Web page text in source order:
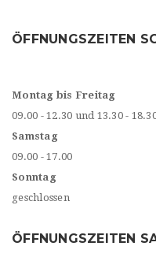
ÖFFNUNGSZEITEN
Montag bis Freitag
09.00 - 12.30 und 13.30 -
Samstag
09.00 - 17.00
Sonntag
geschlossen
ÖFFNUNGSZEITEN